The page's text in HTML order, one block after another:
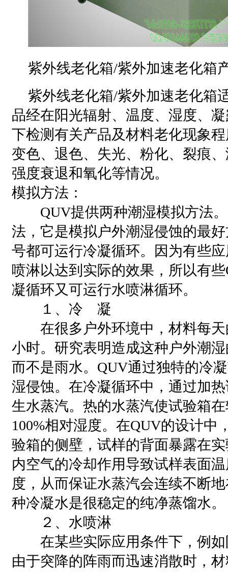
紫外线老化箱/紫外加速老化箱
紫外线老化箱/紫外加速老化箱
品经在阳光辐射、温度、湿度、
下检测有关产品及材料老化现象
变色、退色、失光、粉化、裂痕
强度衰退和氧化等情况。
模拟方法：
QUV提供两种潮湿模拟方法。
法，它是模拟户外潮湿侵蚀的最
号都可运行冷凝循环。因为有些
喷淋以达到实际的效果，所以有
凝循环又可运行水喷淋循环。
１、冷 凝
在很多户外环境中，材料每天
小时。研究表明造成这种户外潮
而不是雨水。QUV通过独特的冷
湿侵蚀。在冷凝循环中，通过加
生水蒸汽。热的水蒸汽使试验箱
100%相对湿度。在QUV的设计中
验箱的侧壁，试样的背面暴露在
内空气的冷却作用导致试样表面
度，从而保证水蒸汽会连续不断
种冷凝水是很稳定的纯净蒸馏水。
２、水喷淋
在某些实际应用条件下，例如
由于突降的阵雨而迅速消散时，